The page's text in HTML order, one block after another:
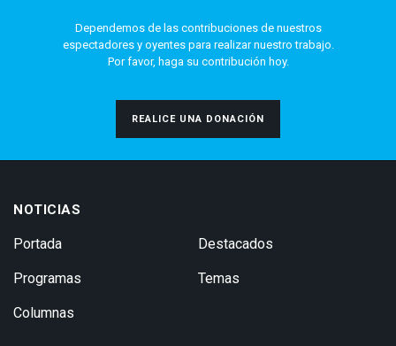
Dependemos de las contribuciones de nuestros
espectadores y oyentes para realizar nuestro trabajo.
Por favor, haga su contribución hoy.
REALICE UNA DONACIÓN
NOTICIAS
Portada
Programas
Columnas
Destacados
Temas